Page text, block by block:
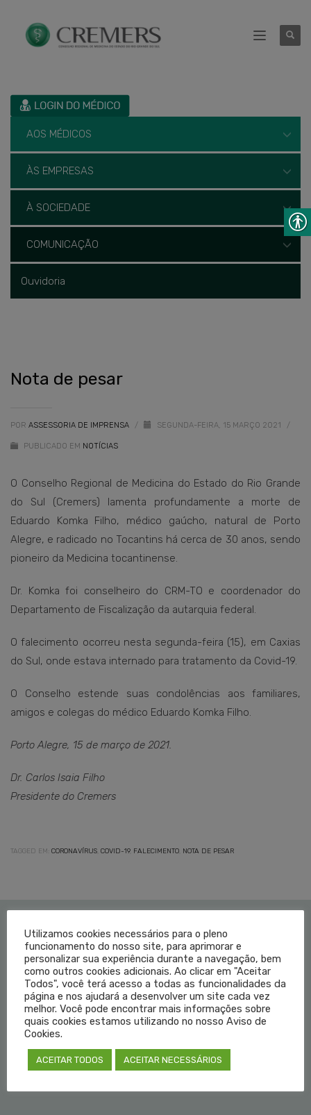
AOS MÉDICOS
ÀS EMPRESAS
À SOCIEDADE
COMUNICAÇÃO
Ouvidoria
Nota de pesar
POR ASSESSORIA DE IMPRENSA / SEGUNDA-FEIRA, 15 MARÇO 2021 /
PUBLICADO EM NOTÍCIAS
O Conselho Regional de Medicina do Estado do Rio Grande
do Sul (Cremers) lamenta profundamente a morte de
Eduardo Komka Filho, médico gaúcho, natural de Porto
Alegre, e radicado no Tocantins há cerca de 30 anos, sendo
pioneiro da Medicina tocantinense.
Dr. Komka foi conselheiro do CRM-TO e coordenador do
Departamento de Fiscalização da autarquia federal.
O falecimento ocorreu nesta segunda-feira (15), em Caxias
do Sul, onde estava internado para tratamento da Covid-19.
O Conselho estende suas condolências aos familiares,
amigos e colegas do médico Eduardo Komka Filho.
Porto Alegre, 15 de março de 2021.
Dr. Carlos Isaia Filho
Presidente do Cremers
TAGGED EM: CORONAVÍRUS COVID-19, FALECIMENTO NOTA DE PESAR
Institucional
Educação Médica
Fale Conosco
Utilizamos cookies necessários para o pleno
funcionamento do nosso site, para aprimorar e
personalizar sua experiência durante a navegação, bem
como outros cookies adicionais. Ao clicar em "Aceitar
Todos", você terá acesso a todas as funcionalidades da
página e nos ajudará a desenvolver um site cada vez
melhor. Você pode encontrar mais informações sobre
quais cookies estamos utilizando no nosso Aviso de
Cookies.
ACEITAR TODOS ACEITAR NECESSÁRIOS